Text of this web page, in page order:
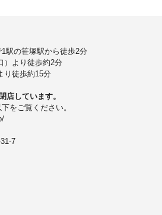
駅の笹塚駅から徒歩2分
）より徒歩約2分
り徒歩約15分
店しています。
をご覧ください。
7